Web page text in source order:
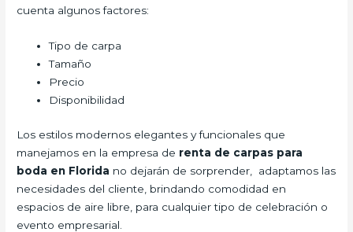
cuenta algunos factores:
Tipo de carpa
Tamaño
Precio
Disponibilidad
Los estilos modernos elegantes y funcionales que
manejamos en la empresa de renta de carpas para
boda en Florida no dejarán de sorprender, adaptamos las
necesidades del cliente, brindando comodidad en
espacios de aire libre, para cualquier tipo de celebración o
evento empresarial.